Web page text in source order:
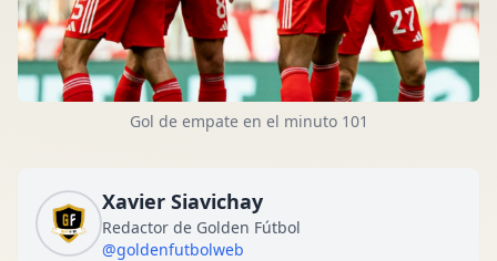
Gol de empate en el minuto 101
Xavier Siavichay
Redactor de Golden Fútbol
@goldenfutbolweb